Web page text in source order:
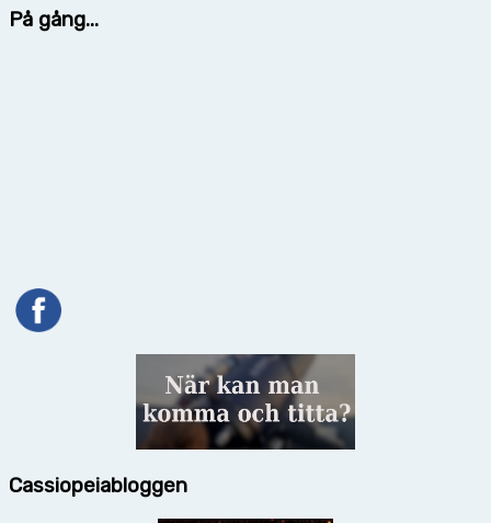
På gång...
Cassiopeiabloggen